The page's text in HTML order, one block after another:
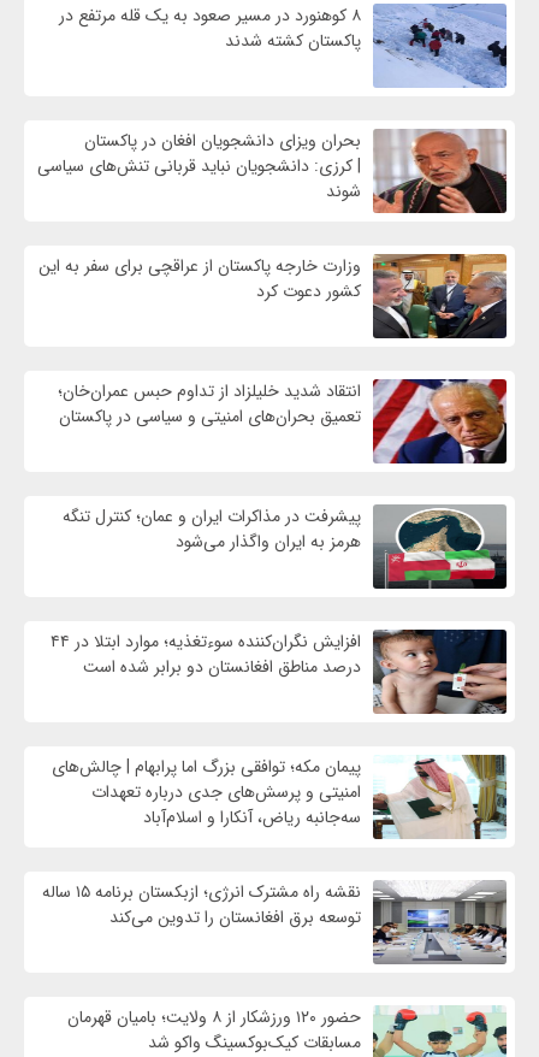
۸ کوهنورد در مسیر صعود به یک قله مرتفع در
پاکستان کشته شدند
بحران ویزای دانشجویان افغان در پاکستان
| کرزی: دانشجویان نباید قربانی تنش‌های سیاسی
شوند
وزارت خارجه پاکستان از عراقچی برای سفر به این
کشور دعوت کرد
انتقاد شدید خلیلزاد از تداوم حبس عمران‌خان؛
تعمیق بحران‌های امنیتی و سیاسی در پاکستان
پیشرفت در مذاکرات ایران و عمان؛ کنترل تنگه
هرمز به ایران واگذار می‌شود
افزایش نگران‌کننده سوءتغذیه؛ موارد ابتلا در ۴۴
درصد مناطق افغانستان دو برابر شده است
پیمان مکه؛ توافقی بزرگ اما پرابهام | چالش‌های
امنیتی و پرسش‌های جدی درباره تعهدات
سه‌جانبه ریاض، آنکارا و اسلام‌آباد
نقشه راه مشترک انرژی؛ ازبکستان برنامه ۱۵ ساله
توسعه برق افغانستان را تدوین می‌کند
حضور ۱۲۰ ورزشکار از ۸ ولایت؛ بامیان قهرمان
مسابقات کیک‌بوکسینگ واکو شد